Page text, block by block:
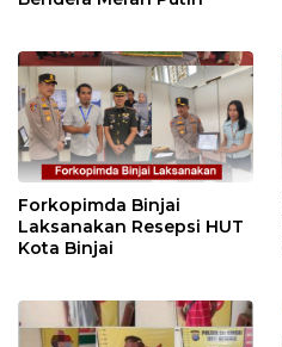
Forkopimda Binjai
Laksanakan Resepsi HUT
Kota Binjai